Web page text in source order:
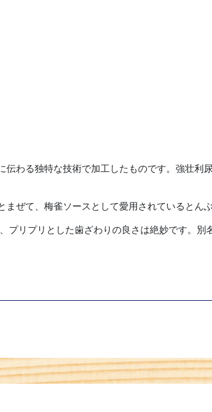
わる独特な技術で加工したものです。強壮利
ぜて、梅雀ソースとして愛用されているとんぶ
リプリとした歯ざわりの良さは絶妙です。別